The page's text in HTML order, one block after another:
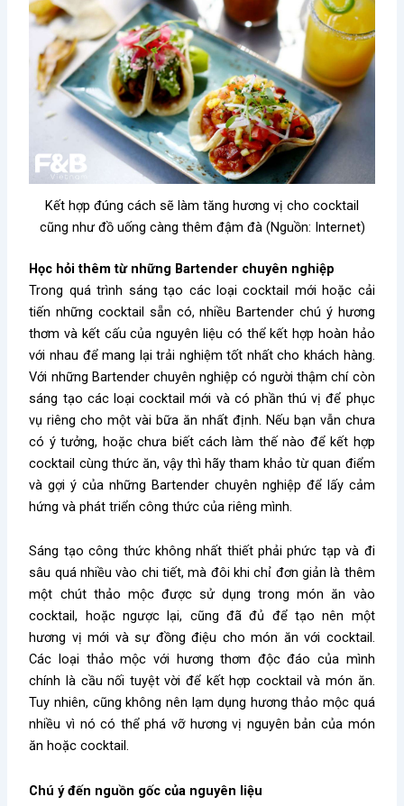
Kết hợp đúng cách sẽ làm tăng hương vị cho cocktail
cũng như đồ uống càng thêm đậm đà (Nguồn: Internet)
Học hỏi thêm từ những Bartender chuyên nghiệp
Trong quá trình sáng tạo các loại cocktail mới hoặc cải
tiến những cocktail sẵn có, nhiều Bartender chú ý hương
thơm và kết cấu của nguyên liệu có thể kết hợp hoàn hảo
với nhau để mang lại trải nghiệm tốt nhất cho khách hàng.
Với những Bartender chuyên nghiệp có người thậm chí còn
sáng tạo các loại cocktail mới và có phần thú vị để phục
vụ riêng cho một vài bữa ăn nhất định. Nếu bạn vẫn chưa
có ý tưởng, hoặc chưa biết cách làm thế nào để kết hợp
cocktail cùng thức ăn, vậy thì hãy tham khảo từ quan điểm
và gợi ý của những Bartender chuyên nghiệp để lấy cảm
hứng và phát triển công thức của riêng mình.
Sáng tạo công thức không nhất thiết phải phức tạp và đi
sâu quá nhiều vào chi tiết, mà đôi khi chỉ đơn giản là thêm
một chút thảo mộc được sử dụng trong món ăn vào
cocktail, hoặc ngược lại, cũng đã đủ để tạo nên một
hương vị mới và sự đồng điệu cho món ăn với cocktail.
Các loại thảo mộc với hương thơm độc đáo của mình
chính là cầu nối tuyệt vời để kết hợp cocktail và món ăn.
Tuy nhiên, cũng không nên lạm dụng hương thảo mộc quá
nhiều vì nó có thể phá vỡ hương vị nguyên bản của món
ăn hoặc cocktail.
Chú ý đến nguồn gốc của nguyên liệu